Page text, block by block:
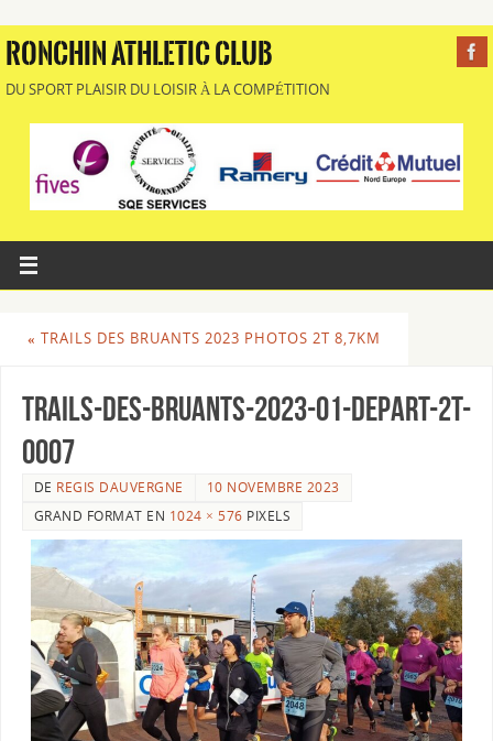
RONCHIN ATHLETIC CLUB
DU SPORT PLAISIR DU LOISIR À LA COMPÉTITION
« TRAILS DES BRUANTS 2023 PHOTOS 2T 8,7KM
Trails-des-Bruants-2023-01-Depart-2T-
0007
DE REGIS DAUVERGNE
10 NOVEMBRE 2023
GRAND FORMAT EN 1024 × 576 PIXELS